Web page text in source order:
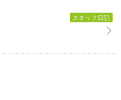
スタッフ日記